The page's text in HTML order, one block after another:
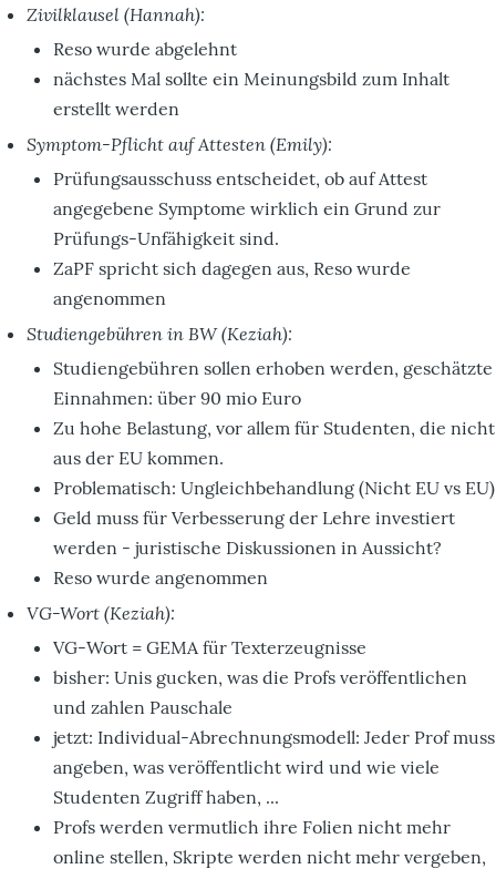
Zivilklausel (Hannah):
Reso wurde abgelehnt
nächstes Mal sollte ein Meinungsbild zum Inhalt
erstellt werden
Symptom-Pflicht auf Attesten (Emily):
Prüfungsausschuss entscheidet, ob auf Attest
angegebene Symptome wirklich ein Grund zur
Prüfungs-Unfähigkeit sind.
ZaPF spricht sich dagegen aus, Reso wurde
angenommen
Studiengebühren in BW (Keziah):
Studiengebühren sollen erhoben werden, geschätzte
Einnahmen: über 90 mio Euro
Zu hohe Belastung, vor allem für Studenten, die nicht
aus der EU kommen.
Problematisch: Ungleichbehandlung (Nicht EU vs EU)
Geld muss für Verbesserung der Lehre investiert
werden - juristische Diskussionen in Aussicht?
Reso wurde angenommen
VG-Wort (Keziah):
VG-Wort = GEMA für Texterzeugnisse
bisher: Unis gucken, was die Profs veröffentlichen
und zahlen Pauschale
jetzt: Individual-Abrechnungsmodell: Jeder Prof muss
angeben, was veröffentlicht wird und wie viele
Studenten Zugriff haben, ...
Profs werden vermutlich ihre Folien nicht mehr
online stellen, Skripte werden nicht mehr vergeben,